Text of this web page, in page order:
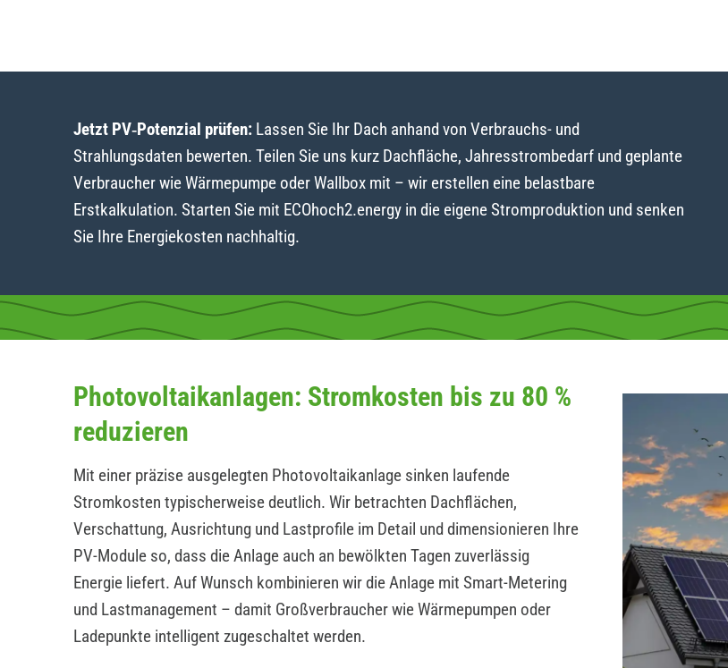
Jetzt PV‑Potenzial prüfen:Lassen Sie Ihr Dach anhand von Verbrauchs- und
Strahlungsdaten bewerten. Teilen Sie uns kurz Dachfläche, Jahresstrombedarf und geplante
Verbraucher wie Wärmepumpe oder Wallbox mit – wir erstellen eine belastbare
Erstkalkulation. Starten Sie mit ECOhoch2.energy in die eigene Stromproduktion und senken
Sie Ihre Energiekosten nachhaltig.
Photovoltaikanlagen: Stromkosten bis zu 80 %
reduzieren
Mit einer präzise ausgelegten Photovoltaikanlage sinken laufende
Stromkosten typischerweise deutlich. Wir betrachten Dachflächen,
Verschattung, Ausrichtung und Lastprofile im Detail und dimensionieren Ihre
PV-Module so, dass die Anlage auch an bewölkten Tagen zuverlässig
Energie liefert. Auf Wunsch kombinieren wir die Anlage mit Smart-Metering
und Lastmanagement – damit Großverbraucher wie Wärmepumpen oder
Ladepunkte intelligent zugeschaltet werden.